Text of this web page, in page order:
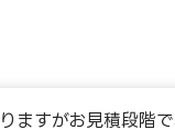
ますがお見積段階で